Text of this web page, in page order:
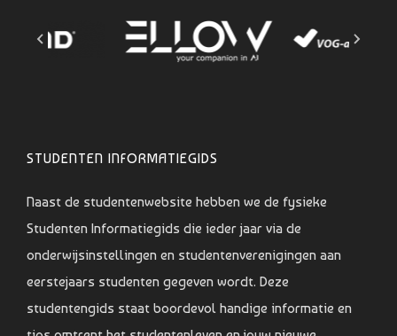
STUDENTEN INFORMATIEGIDS
Naast de studentenwebsite hebben we de fysieke
Studenten Informatiegids die ieder jaar via de
onderwijsinstellingen en studentenverenigingen aan
eerstejaars studenten gegeven wordt. Deze
studentengids staat boordevol handige informatie en